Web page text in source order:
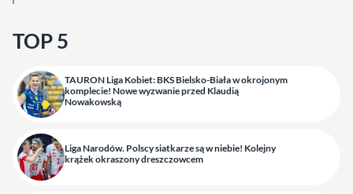
TOP 5
TAURON Liga Kobiet: BKS Bielsko-Biała w okrojonym
komplecie! Nowe wyzwanie przed Klaudią
Nowakowską
Liga Narodów. Polscy siatkarze są w niebie! Kolejny
krążek okraszony dreszczowcem